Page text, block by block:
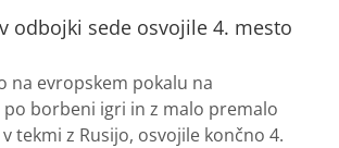
odbojki sede osvojile 4. mesto
na evropskem pokalu na
po borbeni igri in z malo premalo
tekmi z Rusijo, osvojile končno 4.